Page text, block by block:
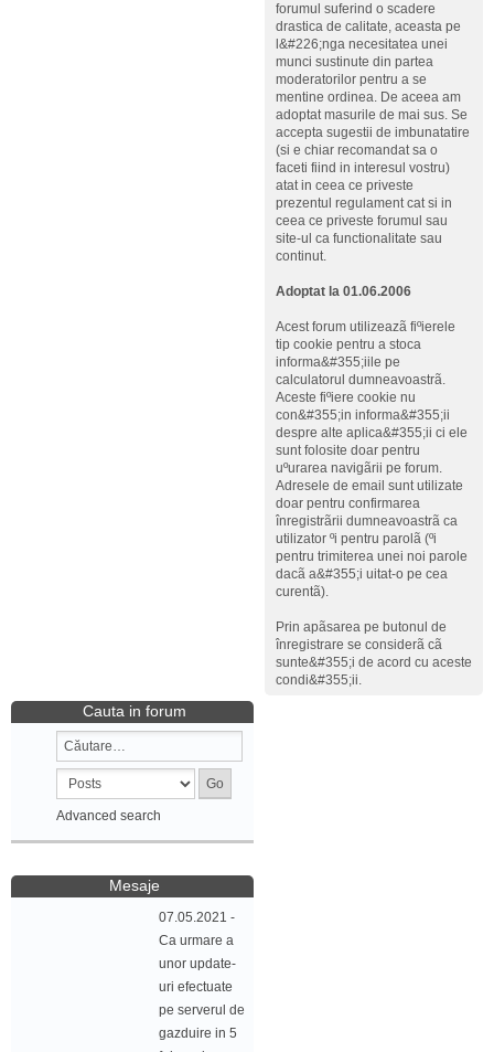
forumul suferind o scadere
drastica de calitate, aceasta pe
l&#226;nga necesitatea unei
munci sustinute din partea
moderatorilor pentru a se
mentine ordinea. De aceea am
adoptat masurile de mai sus. Se
accepta sugestii de imbunatatire
(si e chiar recomandat sa o
faceti fiind in interesul vostru)
atat in ceea ce priveste
prezentul regulament cat si in
ceea ce priveste forumul sau
site-ul ca functionalitate sau
continut.
Adoptat la 01.06.2006
Acest forum utilizeazã fiºierele
tip cookie pentru a stoca
informa&#355;iile pe
calculatorul dumneavoastrã.
Aceste fiºiere cookie nu
con&#355;in informa&#355;ii
despre alte aplica&#355;ii ci ele
sunt folosite doar pentru
uºurarea navigãrii pe forum.
Adresele de email sunt utilizate
doar pentru confirmarea
înregistrãrii dumneavoastrã ca
utilizator ºi pentru parolã (ºi
pentru trimiterea unei noi parole
dacã a&#355;i uitat-o pe cea
curentã).
Prin apãsarea pe butonul de
înregistrare se considerã cã
sunte&#355;i de acord cu aceste
condi&#355;ii.
Cauta in forum
Advanced search
Mesaje
07.05.2021 -
Ca urmare a
unor update-
uri efectuate
pe serverul de
gazduire in 5